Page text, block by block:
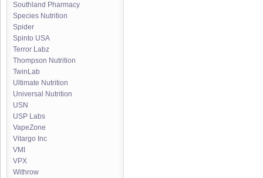
Southland Pharmacy
Species Nutrition
Spider
Spinto USA
Terror Labz
Thompson Nutrition
TwinLab
Ultimate Nutrition
Universal Nutrition
USN
USP Labs
VapeZone
Vitargo Inc
VMI
VPX
Withrow